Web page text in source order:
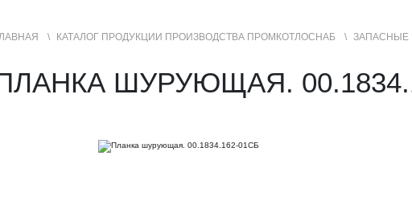
КАТАЛОГ ПРОДУКЦИИ ПРОИЗВОДСТВА ПРОМКОТЛОСНАБ ЗАПАСНЫЕ
ШУРУЮЩАЯ.